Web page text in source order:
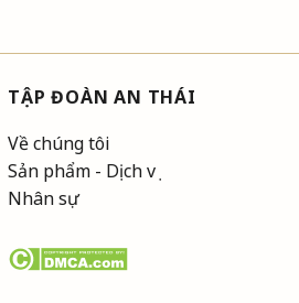
TẬP ĐOÀN AN THÁI
Về chúng tôi
Sản phẩm - Dịch vụ
Nhân sự